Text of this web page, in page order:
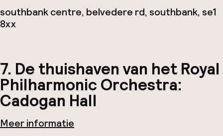
southbank centre, belvedere rd, southbank, se1
8xx
7. De thuishaven van het Royal
Philharmonic Orchestra:
Cadogan Hall
Meer informatie